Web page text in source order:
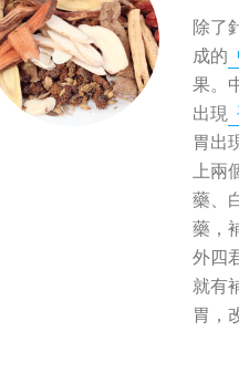
除了
成的
果。
出現
胃出
上
藥、
藥，
外四
就有
胃，